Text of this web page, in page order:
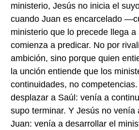
ministerio, Jesús no inicia el
cuando Juan es encarcelado
ministerio que lo precede llega
comienza a predicar. No por
ambición, sino porque quien
la unción entiende que los
continuidades, no
desplazar a Saúl: venía a
supo terminar. Y Jesús no venía
Juan: venía a desarrollar el